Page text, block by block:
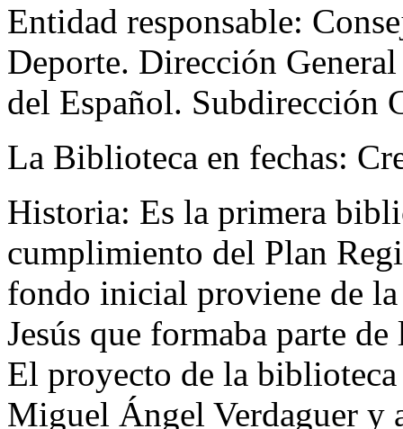
Entidad responsable:
Deporte. Dirección
del Español. Subdirección
La Biblioteca en fechas:
Historia: Es la primera
cumplimiento del Plan
fondo inicial proviene de
Jesús que formaba parte
El proyecto de la
Miguel Ángel Verdaguer y